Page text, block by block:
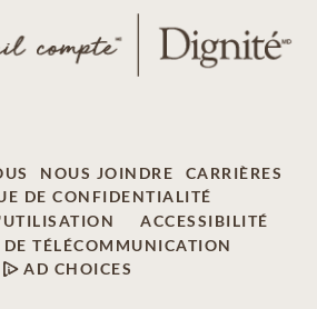
NOUS JOINDRE
CARRIÈRES
DE CONFIDENTIALITÉ
ACCESSIBILITÉ
TÉLÉCOMMUNICATION
AD CHOICES